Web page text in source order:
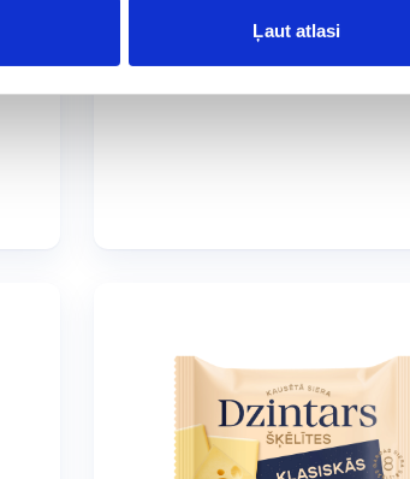
Ļaut atlasi
Svaigais siers ar zaļumiem